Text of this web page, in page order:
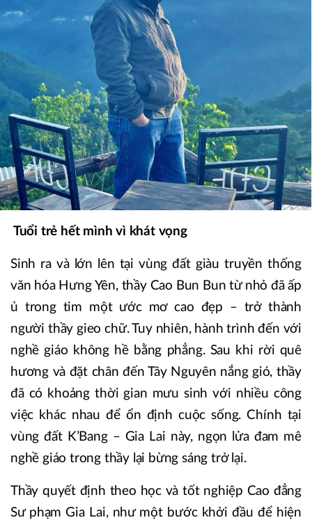
Tuổi trẻ hết mình vì khát vọng
Sinh ra và lớn lên tại vùng đất giàu truyền thống
văn hóa Hưng Yên, thầy Cao Bun Bun từ nhỏ đã ấp
ủ trong tim một ước mơ cao đẹp – trở thành
người thầy gieo chữ. Tuy nhiên, hành trình đến với
nghề giáo không hề bằng phẳng. Sau khi rời quê
hương và đặt chân đến Tây Nguyên nắng gió, thầy
đã có khoảng thời gian mưu sinh với nhiều công
việc khác nhau để ổn định cuộc sống. Chính tại
vùng đất K’Bang – Gia Lai này, ngọn lửa đam mê
nghề giáo trong thầy lại bừng sáng trở lại.
Thầy quyết định theo học và tốt nghiệp Cao đẳng
Sư phạm Gia Lai, như một bước khởi đầu để hiện